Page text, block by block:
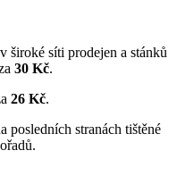
široké síti prodejen a stánků
30 Kč.
26 Kč.
posledních stranách tištěné